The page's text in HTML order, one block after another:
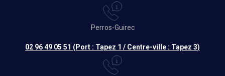
Perros-Guirec
02 96 49 05 51 (Port : Tapez 1 / Centre-ville : Tapez 3)